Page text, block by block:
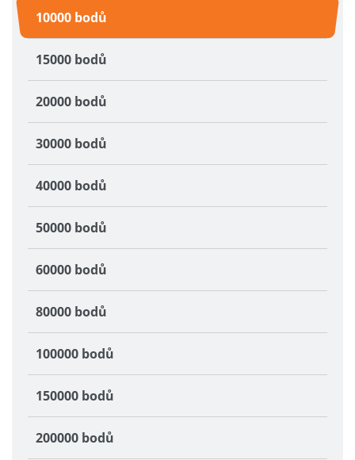
10000 bodů
15000 bodů
20000 bodů
30000 bodů
40000 bodů
50000 bodů
60000 bodů
80000 bodů
100000 bodů
150000 bodů
200000 bodů